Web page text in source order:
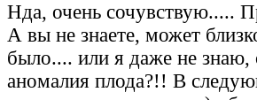
Нда, очень сочувствую.....
А вы не знаете, может
было.... или я даже не знаю,
аномалия плода?!! В